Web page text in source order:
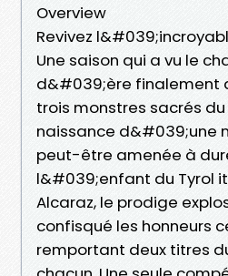
Overview
Revivez
Une saison qui a vu le
d&#039;ère finalement
trois monstres sacrés
naissance d&#039;une
peut-être amenée à
l&#039;enfant du Tyrol
Alcaraz, le prodige
confisqué les honneurs
remportant deux titres